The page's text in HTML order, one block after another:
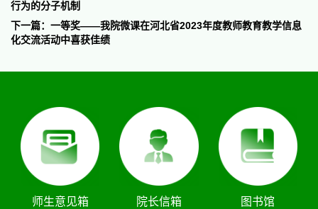
行为的分子机制
下一篇：一等奖——我院微课在河北省2023年度教师教育教学信息
化交流活动中喜获佳绩
师生意见箱 院长信箱 图书馆